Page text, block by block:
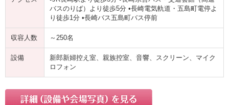
バスのりば）より徒歩5分 •長崎電気軌道・五島町電停よ
り徒歩1分 •長崎バス五島町バス停前
収容人数 ～250名
設備
新郎新婦控え室、親族控室、音響、スクリーン、マイク
ロフォン